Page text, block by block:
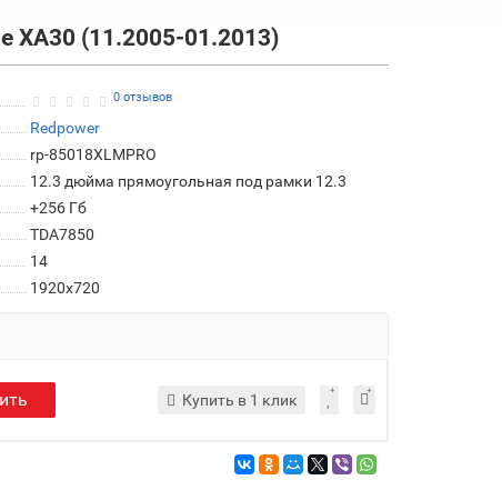
XA30 (11.2005-01.2013)
0 отзывов
Redpower
rp-85018XLMPRO
12.3 дюйма прямоугольная под рамки 12.3
+256 Гб
TDA7850
14
1920x720
Купить в 1 клик